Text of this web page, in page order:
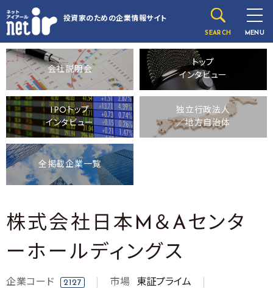
投資家のための企業情報サイト
SEARCH MENU
会社説明会
トップ
インタビュー
IPOトップ
インタビュー
独立行政法人
／地方自治体
全掲載企業一覧
株式会社日本M＆Aセンタ
ーホールディングス
企業コード 2127 市場
東証プライム